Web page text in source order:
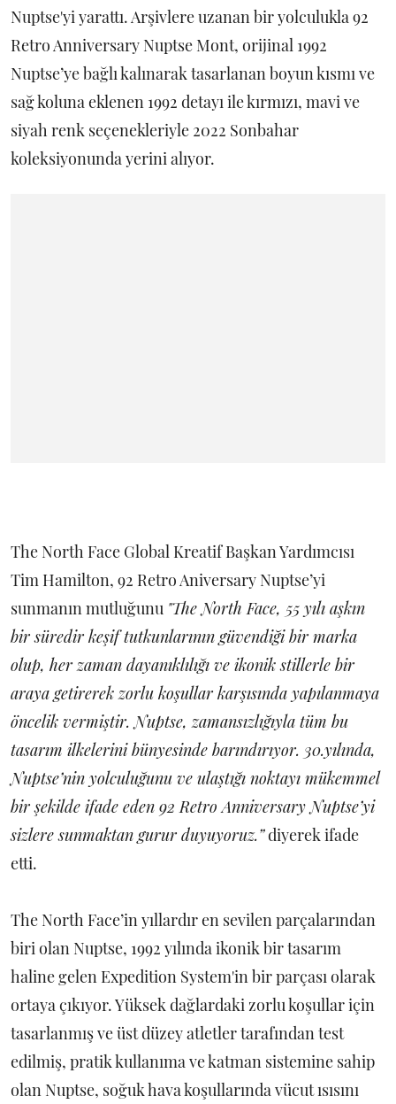
Nuptse'yi yarattı. Arşivlere uzanan bir yolculukla 92
Retro Anniversary Nuptse Mont, orijinal 1992
Nuptse’ye bağlı kalınarak tasarlanan boyun kısmı ve
sağ koluna eklenen 1992 detayı ile kırmızı, mavi ve
siyah renk seçenekleriyle 2022 Sonbahar
koleksiyonunda yerini alıyor.
The North Face Global Kreatif Başkan Yardımcısı
Tim Hamilton, 92 Retro Aniversary Nuptse’yi
sunmanın mutluğunu "The North Face, 55 yılı aşkın
bir süredir keşif tutkunlarının güvendiği bir marka
olup, her zaman dayanıklılığı ve ikonik stillerle bir
araya getirerek zorlu koşullar karşısında yapılanmaya
öncelik vermiştir. Nuptse, zamansızlığıyla tüm bu
tasarım ilkelerini bünyesinde barındırıyor. 30.yılında,
Nuptse’nin yolculuğunu ve ulaştığı noktayı mükemmel
bir şekilde ifade eden 92 Retro Anniversary Nuptse’yi
sizlere sunmaktan gurur duyuyoruz.”diyerek ifade
etti.
The North Face’in yıllardır en sevilen parçalarından
biri olan Nuptse, 1992 yılında ikonik bir tasarım
haline gelen Expedition System'in bir parçası olarak
ortaya çıkıyor. Yüksek dağlardaki zorlu koşullar için
tasarlanmış ve üst düzey atletler tarafından test
edilmiş, pratik kullanıma ve katman sistemine sahip
olan Nuptse, soğuk hava koşullarında vücut ısısını